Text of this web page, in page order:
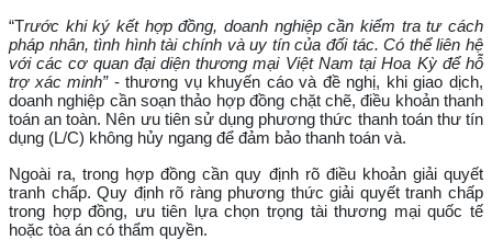
“Trước khi ký kết hợp đồng, doanh nghiệp cần kiểm tra tư cách
pháp nhân, tình hình tài chính và uy tín của đối tác. Có thể liên hệ
với các cơ quan đại diện thương mại Việt Nam tại Hoa Kỳ để hỗ
trợ xác minh” - thương vụ khuyến cáo và đề nghị, khi giao dịch,
doanh nghiệp cần soạn thảo hợp đồng chặt chẽ, điều khoản thanh
toán an toàn. Nên ưu tiên sử dụng phương thức thanh toán thư tín
dụng (L/C) không hủy ngang để đảm bảo thanh toán và.
Ngoài ra, trong hợp đồng cần quy định rõ điều khoản giải quyết
tranh chấp. Quy định rõ ràng phương thức giải quyết tranh chấp
trong hợp đồng, ưu tiên lựa chọn trọng tài thương mại quốc tế
hoặc tòa án có thẩm quyền.